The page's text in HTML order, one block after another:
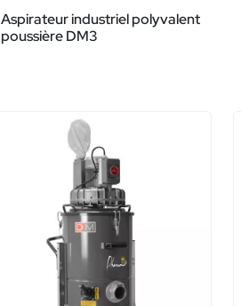
Aspirateur industriel polyvalent
poussière DM3